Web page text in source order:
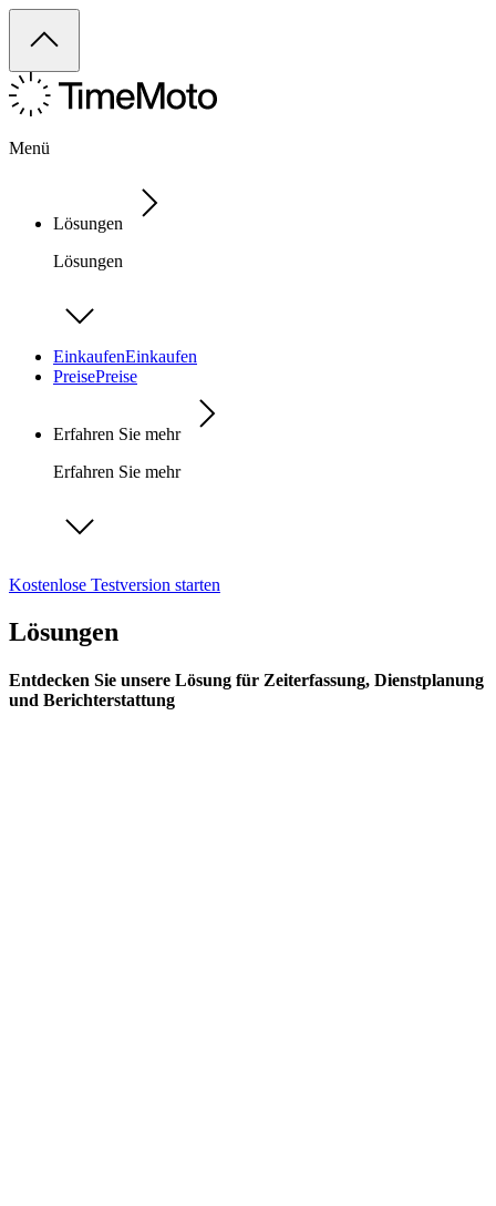
Menü
Lösungen
Lösungen
EinkaufenEinkaufen
PreisePreise
Erfahren Sie mehr
Erfahren Sie mehr
Kostenlose Testversion starten
Lösungen
Entdecken Sie unsere Lösung für Zeiterfassung, Dienstplanung
und Berichterstattung